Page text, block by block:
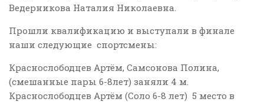
Ведерникова Наталия Николаевна.
Прошли квалификацию и выступали в финале
наши следующие спортсмены:
Краснослободцев Артём, Самсонова Полина,
(смешанные пары 6-8лет) заняли 4 м.
Краснослободцев Артём (Соло 6-8 лет) 5 место в